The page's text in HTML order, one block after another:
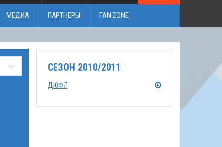
МЕДИА ПАРТНЕРЫ FAN ZONE
СЕЗОН 2010/2011
ДЮФЛ